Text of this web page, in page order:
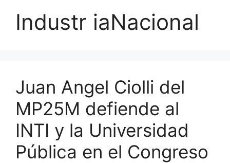
Industr iaNacional
Juan Angel Ciolli del
MP25M defiende al
INTI y la Universidad
Pública en el Congreso